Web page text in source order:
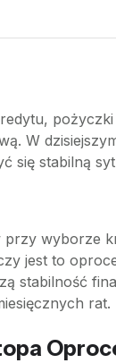
W
się stabilną
wyborze
jest to
stabilność
rat.